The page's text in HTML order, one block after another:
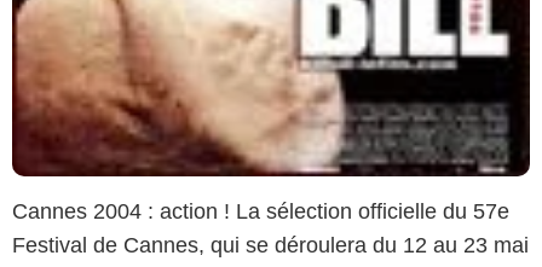
Cannes 2004 : action ! La sélection officielle du 57e
Festival de Cannes, qui se déroulera du 12 au 23 mai